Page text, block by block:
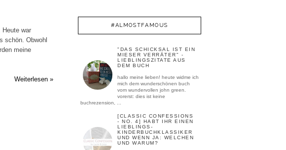
Heute war
schön. Obwohl
meine
Weiterlesen »
#ALMOSTFAMOUS
"DAS SCHICKSAL IST EIN
MIESER VERRÄTER" -
LIEBLINGSZITATE AUS
DEM BUCH
hallo meine lieben! heute widme ich
mich dem wunderschönen buch
vom wundervollen john green.
vorerst: dies ist keine
buchrezension, ...
[CLASSIC CONFESSIONS
- NO. 4] HABT IHR EINEN
LIEBLINGS-
KINDERBUCHKLASSIKER
UND WENN JA: WELCHEN
UND WARUM?